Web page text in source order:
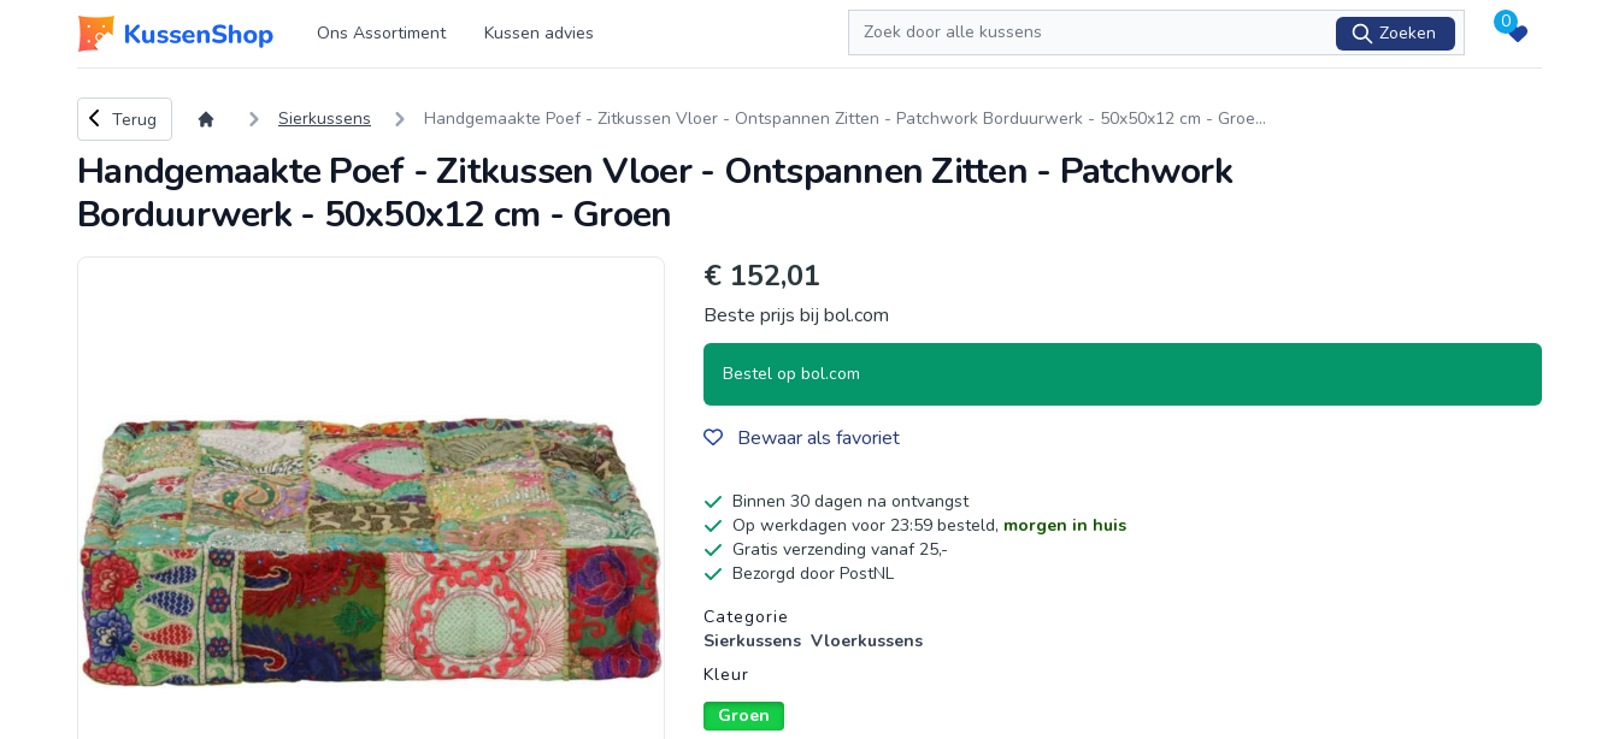
Logo www.kussenshop.nl Ons Assortiment Kussen advies
Zoeken
Zoeken
0
Terug naar overzicht
Terug Sierkussens Handgemaakte Poef - Zitkussen Vloer - Ontspannen Zitten - Patchwork Borduurwerk - 50x50x12 cm - Groe...
Handgemaakte Poef - Zitkussen Vloer - Ontspannen Zitten - Patchwork
Borduurwerk - 50x50x12 cm - Groen
€ 152,01
Beste prijs bij bol.com
Bestel op bol.com
Bewaar als favoriet
Binnen 30 dagen na ontvangst
Op werkdagen voor 23:59 besteld, morgen in huis
Gratis verzending vanaf 25,-
Bezorgd door PostNL
Productgegevens
Categorie
Sierkussens Vloerkussens
Kleur
Groen